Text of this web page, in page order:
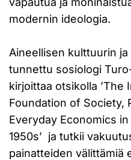
modernin ideologia.
Aineellisen kulttuurin
tunnettu sosiologi
kirjoittaa otsikolla ’The
Foundation of Society,
Everyday Economics
1950s’ ja tutkii
painatteiden välittämiä